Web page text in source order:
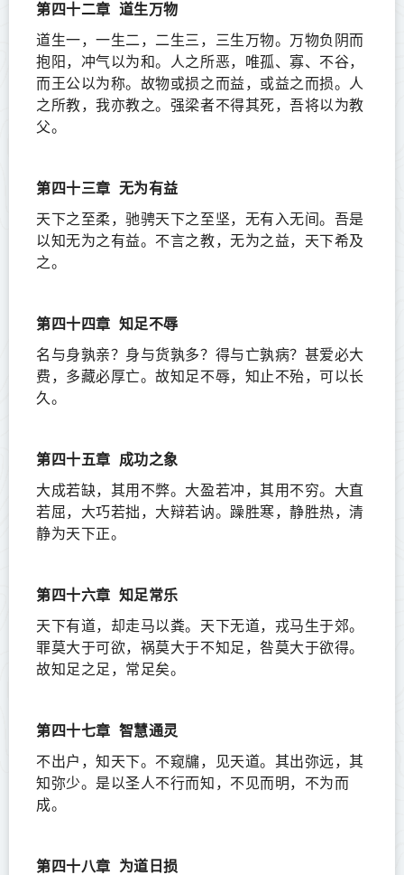
第四十二章 道生万物
道生一，一生二，二生三，三生万物。万物负阴而
抱阳，冲气以为和。人之所恶，唯孤、寡、不谷，
而王公以为称。故物或损之而益，或益之而损。人
之所教，我亦教之。强梁者不得其死，吾将以为教
父。
第四十三章 无为有益
天下之至柔，驰骋天下之至坚，无有入无间。吾是
以知无为之有益。不言之教，无为之益，天下希及
之。
第四十四章 知足不辱
名与身孰亲？身与货孰多？得与亡孰病？甚爱必大
费，多藏必厚亡。故知足不辱，知止不殆，可以长
久。
第四十五章
成功之象
大成若缺，其用不弊。大盈若冲，其用不穷。大直
若屈，大巧若拙，大辩若讷。躁胜寒，静胜热，清
静为天下正。
第四十六章 知足常乐
天下有道，却走马以粪。天下无道，戎马生于郊。
罪莫大于可欲，祸莫大于不知足，咎莫大于欲得。
故知足之足，常足矣。
第四十七章 智慧通灵
不出户，知天下。不窥牖，见天道。其出弥远，其
知弥少。是以圣人不行而知，不见而明，不为而
成。
第四十八章
为道日损